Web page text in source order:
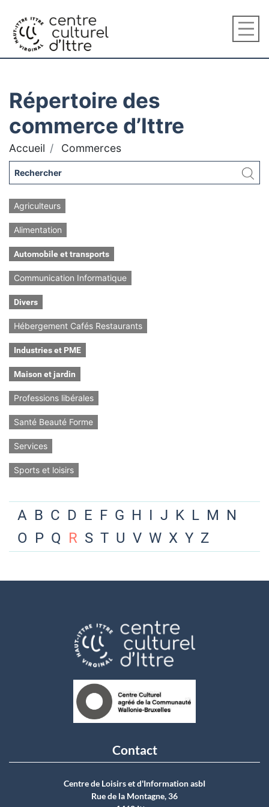
Répertoire des
commerce d’Ittre
Accueil Commerces
Agriculteurs
Alimentation
Automobile et transports
Communication Informatique
Divers
Hébergement Cafés Restaurants
Industries et PME
Maison et jardin
Professions libérales
Santé Beauté Forme
Services
Sports et loisirs
A B C D E F G H I J K L M N
O P Q R S T U V W X Y Z
Contact
Centre de Loisirs et d'Information asbI
Rue de la Montagne, 36